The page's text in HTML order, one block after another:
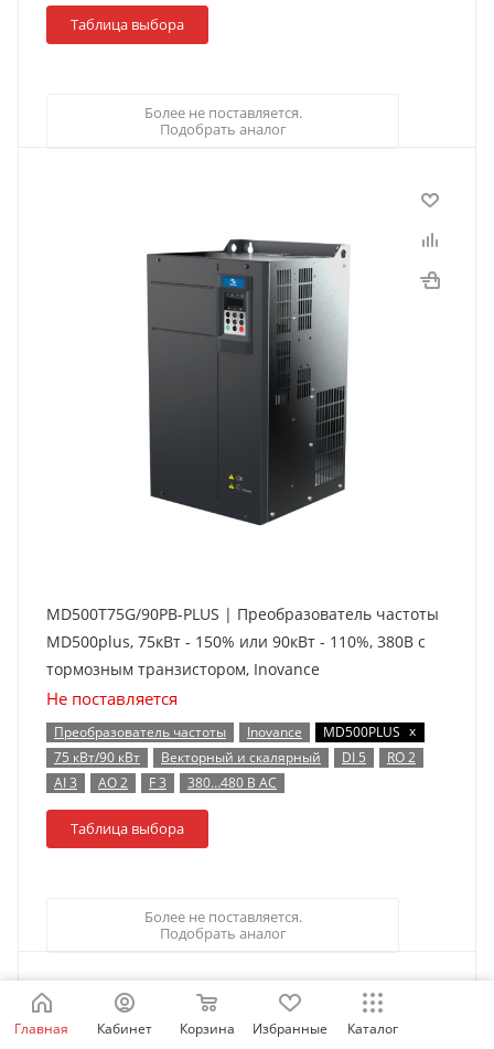
Таблица выбора
Более не поставляется.
Подобрать аналог
MD500T75G/90PB-PLUS | Преобразователь частоты
MD500plus, 75кВт - 150% или 90кВт - 110%, 380В с
тормозным транзистором, Inovance
Не поставляется
Преобразователь частоты Inovance MD500PLUS x
75 кВт/90 кВт
Векторный и скалярный DI 5
RO 2
AI 3
AO 2 F 3 380…480 В AC
Таблица выбора
Более не поставляется.
Подобрать аналог
Главная Кабинет Корзина Избранные Каталог